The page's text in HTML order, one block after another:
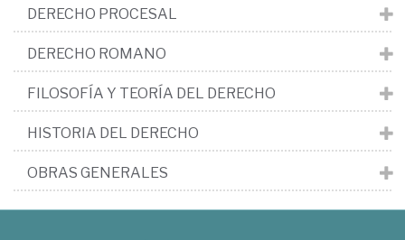
DERECHO PROCESAL
DERECHO ROMANO
FILOSOFÍA Y TEORÍA DEL DERECHO
HISTORIA DEL DERECHO
OBRAS GENERALES